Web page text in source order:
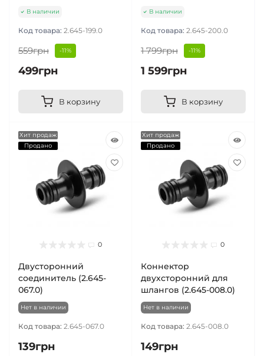
В наличии
Код товара: 2.645-199.0
559грн -11%
499грн
В корзину
В наличии
Код товара: 2.645-200.0
1 799грн -11%
1 599грн
В корзину
Хит продаж
Продано
0
Двусторонний
соединитель (2.645-
067.0)
Нет в наличии
Код товара: 2.645-067.0
139грн
Хит продаж
Продано
0
Коннектор
двухсторонний для
шлангов (2.645-008.0)
Нет в наличии
Код товара: 2.645-008.0
149грн